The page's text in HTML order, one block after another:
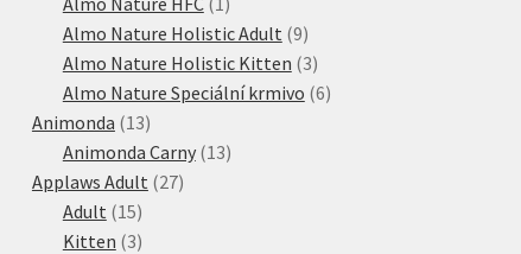
produkt
Almo Nature Holistic Adult 99
produktů
Almo Nature Holistic Kitten 33
produkty
Almo Nature Speciální krmivo 66
Animonda 1313
produktů
Animonda Carny 1313
Applaws Adult 2727
Adult 1515
produktů
Kitten 33